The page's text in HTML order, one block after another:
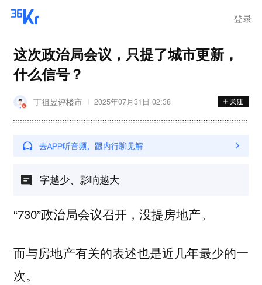
登录
这次政治局会议，只提了城市更新，
什么信号？
丁祖昱评楼市 2025年07月31日 02:38
字越少、影响越大
“730”政治局会议召开，没提房地产。
而与房地产有关的表述也是近几年最少的一
次。